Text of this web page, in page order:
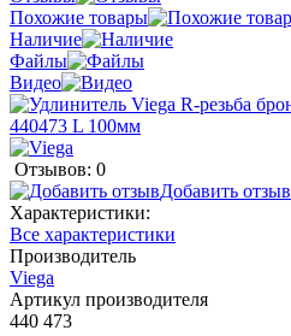
Похожие товары
Наличие
Файлы
Видео
Отзывов: 0
Добавить отзыв
Характеристики:
Все характеристики
Производитель
Viega
Артикул производителя
440 473